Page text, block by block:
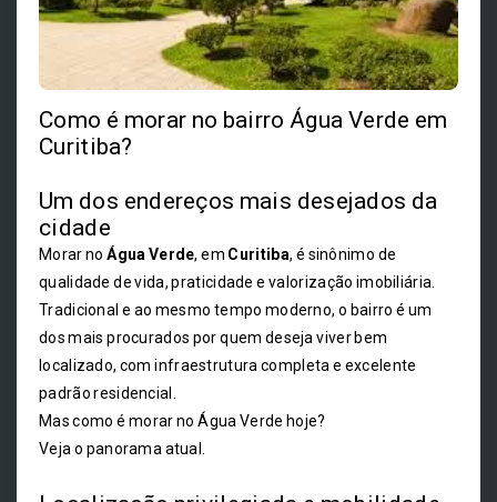
Como é morar no bairro Água Verde em
Curitiba?
Um dos endereços mais desejados da
cidade
Morar noÁgua Verde, em Curitiba, é sinônimo de
qualidade de vida, praticidade e valorização imobiliária.
Tradicional e ao mesmo tempo moderno, o bairro é um
dos mais procurados por quem deseja viver bem
localizado, com infraestrutura completa e excelente
padrão residencial.
Mas como é morar no Água Verde hoje?
Veja o panorama atual.